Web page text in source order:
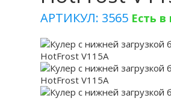
АРТИКУЛ: 3565 Есть